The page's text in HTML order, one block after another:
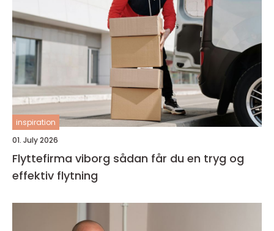
inspiration
01. July 2026
Flyttefirma viborg sådan får du en tryg og
effektiv flytning